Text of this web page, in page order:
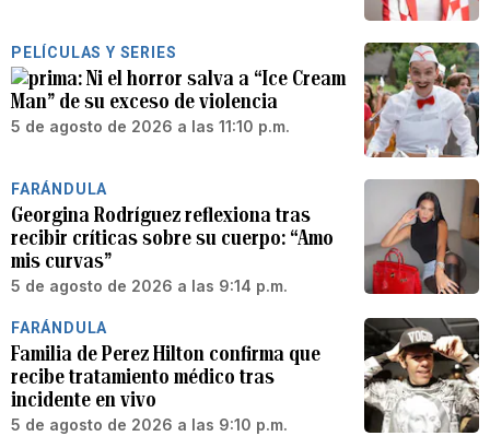
PELÍCULAS Y SERIES
Ni el horror salva a “Ice Cream
Man” de su exceso de violencia
5 de agosto de 2026 a las 11:10 p.m.
FARÁNDULA
Georgina Rodríguez reflexiona tras
recibir críticas sobre su cuerpo: “Amo
mis curvas”
5 de agosto de 2026 a las 9:14 p.m.
FARÁNDULA
Familia de Perez Hilton confirma que
recibe tratamiento médico tras
incidente en vivo
5 de agosto de 2026 a las 9:10 p.m.